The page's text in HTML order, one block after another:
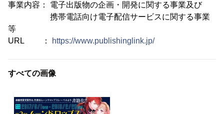
事業内容： 電子出版物の企画・開発に関する事業及び
携帯電話向け電子配信サービスに関する事業
等
URL ：
https://www.publishinglink.jp/
すべての画像